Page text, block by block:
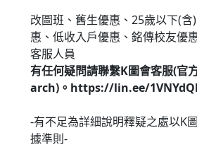
改圖班、舊生優惠、25歲以下(
惠、低收入戶優惠、銘傳校友優
客服人員
有任何疑問請聯繫K圖會客服(官
arch)。https://lin.ee/
-有不足為詳細說明釋疑之處以K
據準則-